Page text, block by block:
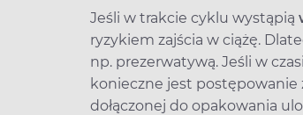
Jeśli w trakcie cyklu wystąpią
ryzykiem zajścia w ciążę.
np. prezerwatywą. Jeśli w
konieczne jest postępowanie
dołączonej do opakowania